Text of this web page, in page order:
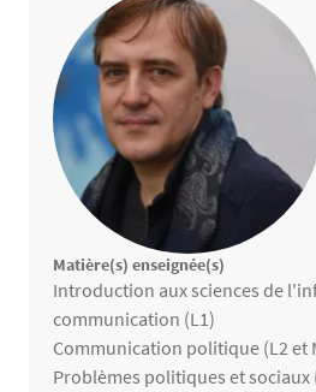
Matière(s) enseignée(s)
Matières enseignées
Introduction aux sciences de
communication (L1)
Communication politique (L2 et
Problèmes politiques et sociaux